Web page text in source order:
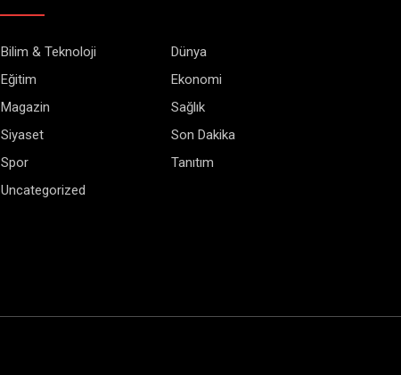
Bilim & Teknoloji
Dünya
Eğitim
Ekonomi
Magazin
Sağlık
Siyaset
Son Dakika
Spor
Tanıtım
Uncategorized